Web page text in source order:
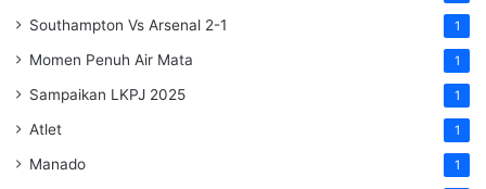
Southampton Vs Arsenal 2-1 1
Momen Penuh Air Mata 1
Sampaikan LKPJ 2025 1
Atlet 1
Manado 1